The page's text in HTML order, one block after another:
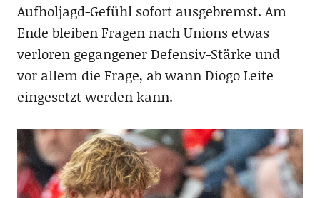
Aufholjagd-Gefühl sofort ausgebremst. Am
Ende bleiben Fragen nach Unions etwas
verloren gegangener Defensiv-Stärke und
vor allem die Frage, ab wann Diogo Leite
eingesetzt werden kann.